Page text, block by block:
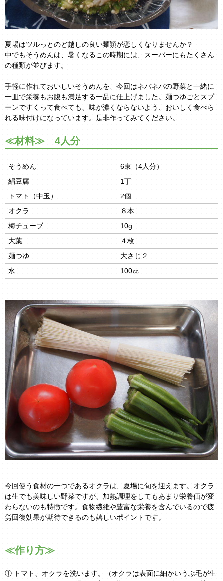
夏場はツルっとのど越しの良い麺類が恋しくなりませんか？
中でもそうめんは、暑くなるこの時期には、スーパーにもたくさん
の種類が並びます。
手軽に作れておいしいそうめんを、今回はネバネバの野菜と一緒に
一皿で栄養もお腹も満足する一品に仕上げました。麺つゆごとスプ
ーンですくって食べても、味が濃くならないよう、おいしく食べら
れる味付けになっています。是非作ってみてください。
≪材料≫ 4人分
そうめん
6束（4人分）
絹豆腐
1丁
トマト（中玉）
2個
オクラ
８本
梅チューブ
10g
大葉
４枚
麺つゆ
大さじ２
水
100㏄
今回使う食材の一つであるオクラは、夏場に旬を迎えます。オクラ
は生でも美味しい野菜ですが、加熱調理をしてもあまり栄養価が変
わらないのも特徴です。食物繊維や豊富な栄養を含んでいるので疲
労回復効果が期待できるのも嬉しいポイントです。
≪作り方≫
① トマト、オクラを洗います。（オクラは表面に細かいうぶ毛が生